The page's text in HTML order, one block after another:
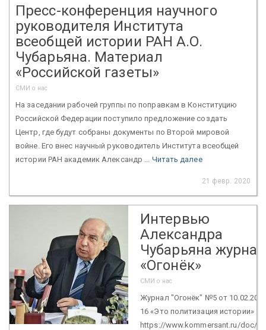
Пресс-конференция научного
руководителя Института
всеобщей истории РАН А.О.
Чубарьяна. Материал
«Российской газеты»
СМИ о нас
На заседании рабочей группы по поправкам в Конституцию
Российской Федерации поступило предложение создать
Центр, где будут собраны документы по Второй мировой
войне. Его внес научный руководитель Института всеобщей
истории РАН академик Александр ... Читать далее
21 февр. 2020
Интервью
Александра
Чубарьяна
«Огонёк»
СМИ о нас
Журнал "Огонёк" №5 от
16 «Это политизация истории»
https://www.kommersant.ru/doc/